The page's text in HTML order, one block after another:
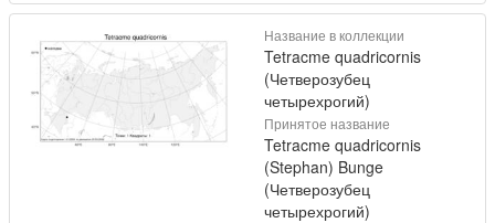
Название в коллекции
Tetracme quadricornis
(Четверозубец
четырехрогий)
Принятое название
Tetracme quadricornis
(Stephan) Bunge
(Четверозубец
четырехрогий)